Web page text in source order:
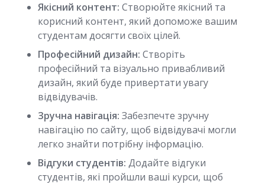
Якісний контент: Створюйте якісний та
корисний контент, який допоможе вашим
студентам досягти своїх цілей.
Професійний дизайн: Створіть
професійний та візуально привабливий
дизайн, який буде привертати увагу
відвідувачів.
Зручна навігація: Забезпечте зручну
навігацію по сайту, щоб відвідувачі могли
легко знайти потрібну інформацію.
Відгуки студентів: Додайте відгуки
студентів, які пройшли ваші курси, щоб